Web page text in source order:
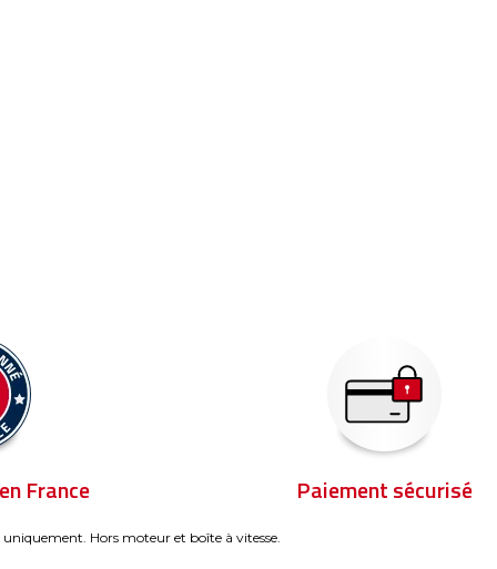
France Paiement sécurisé
Hors moteur et boîte à vitesse.